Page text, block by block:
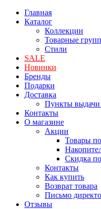
Главная
Каталог
Коллекции
Товарные
Стили
SALE
Новинки
Бренды
Подарки
Доставка
Пункты выдачи
Контакты
О магазине
Акции
Товары
Скидка
Контакты
Как купить
Возврат товара
Письмо
Отзывы